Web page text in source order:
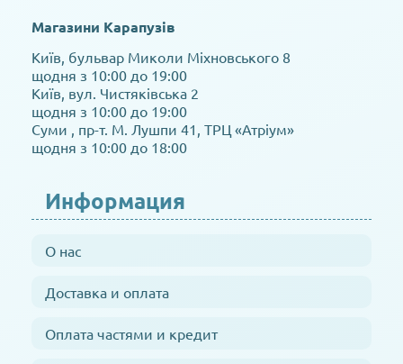
Магазини Карапузів
Київ, бульвар Миколи Міхновського 8
щодня з 10:00 до 19:00
Київ, вул. Чистяківська 2
щодня з 10:00 до 19:00
Суми , пр-т. М. Лушпи 41, ТРЦ «Атріум»
щодня з 10:00 до 18:00
Информация
О нас
Доставка и оплата
Оплата частями и кредит